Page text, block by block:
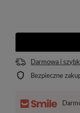
Darmowa i
Bezpieczne